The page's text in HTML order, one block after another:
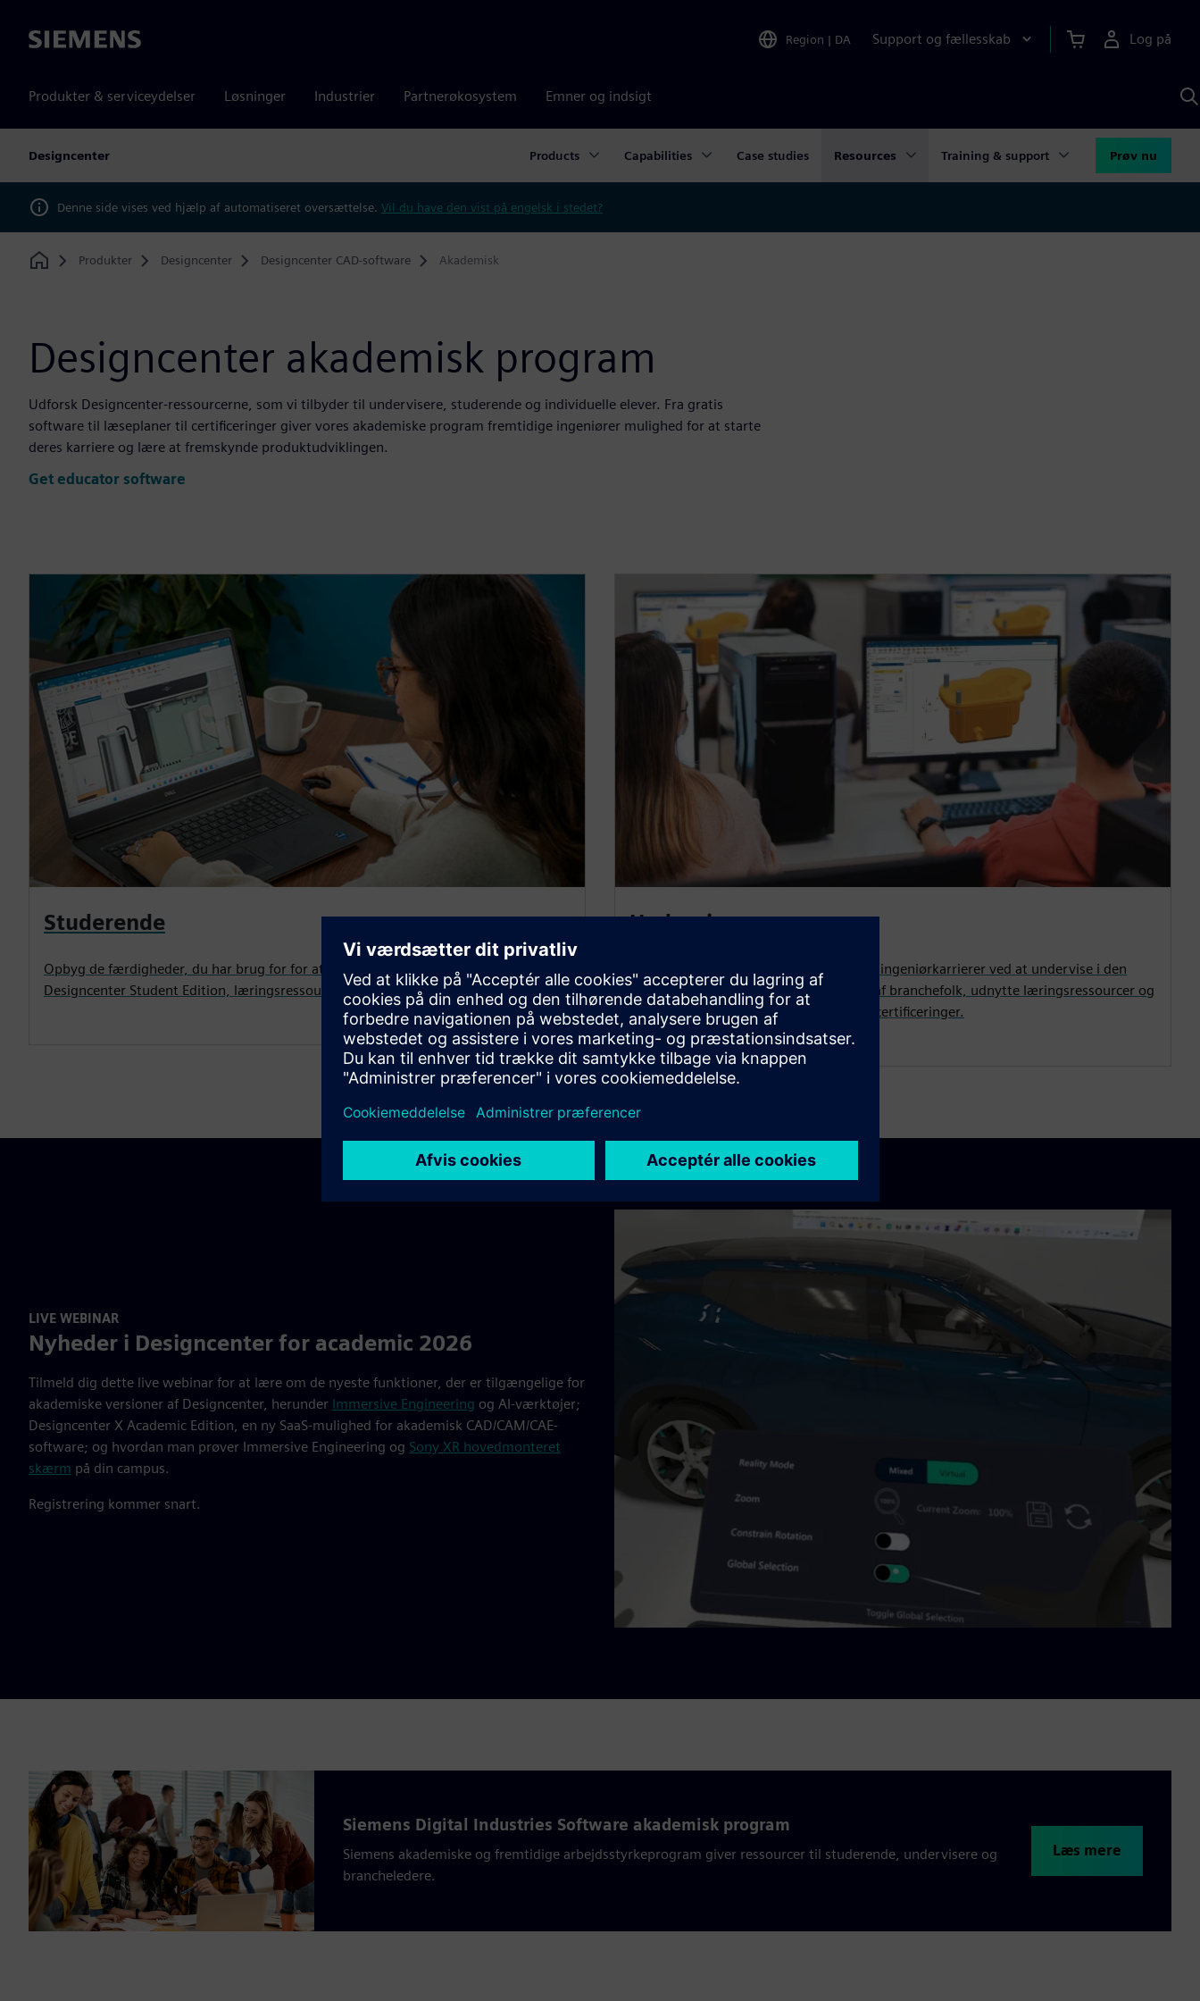
Siemens Region | DA Support og fællesskab Log på
Produkter & serviceydelser Løsninger Industrier Partnerøkosystem Emner og indsigt
Designcenter Products Capabilities Case studies Resources Training & support Prøv nu
Denne side vises ved hjælp af automatiseret oversættelse. Vil du have den vist på engelsk i stedet?
Home
Produkter Designcenter Designcenter CAD-software Akademisk
Designcenter akademisk program
Udforsk Designcenter-ressourcerne, som vi tilbyder til undervisere, studerende og individuelle elever. Fra gratis
software til læseplaner til certificeringer giver vores akademiske program fremtidige ingeniører mulighed for at starte
deres karriere og lære at fremskynde produktudviklingen.
Get educator software
Studerende
Opbyg de færdigheder, du har brug for for at skille dig ud i branchen med den gratis
Designcenter Student Edition, læringsressourcer, begivenheder og mere.
Undervisere
Forbered dine studerende på succesrige ingeniørkarrierer ved at undervise i den
samme premium-software, der bruges af branchefolk, udnytte læringsressourcer og
demonstrere digitale færdigheder med certificeringer.
LIVE WEBINAR
Nyheder i Designcenter for academic 2026
Tilmeld dig dette live webinar for at lære om de nyeste funktioner, der er tilgængelige for
akademiske versioner af Designcenter, herunder Immersive Engineering og AI-værktøjer;
Designcenter X Academic Edition, en ny SaaS-mulighed for akademisk CAD/CAM/CAE-
software; og hvordan man prøver Immersive Engineering og Sony XR hovedmonteret
skærm på din campus.
Registrering kommer snart.
Siemens Digital Industries Software akademisk program
Siemens akademiske og fremtidige arbejdsstyrkeprogram giver ressourcer til studerende, undervisere og
brancheledere.
Læs mere